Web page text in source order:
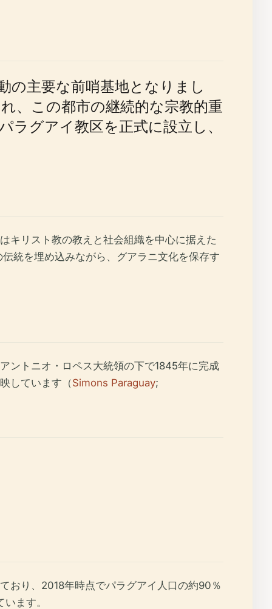
の主要な前哨基地となりまし
、この都市の継続的な宗教的重
ラグアイ教区を正式に設立し、
キリスト教の教えと社会組織を中心に据えた
統を埋め込みながら、グアラニ文化を保存す
ントニオ・ロペス大統領の下で1845年に完成
しています（Simons Paraguay;
おり、2018年時点でパラグアイ人口の約90％
ます。